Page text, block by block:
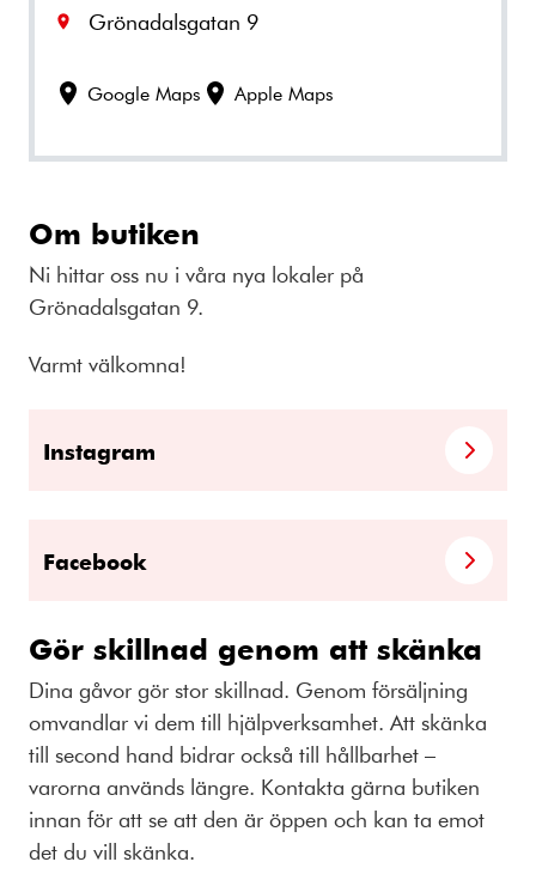
Grönadalsgatan 9
Google Maps Apple Maps
Om butiken
Ni hittar oss nu i våra nya lokaler på
Grönadalsgatan 9.
Varmt välkomna!
Instagram
Facebook
Gör skillnad genom att skänka
Dina gåvor gör stor skillnad. Genom försäljning
omvandlar vi dem till hjälpverksamhet. Att skänka
till second hand bidrar också till hållbarhet –
varorna används längre. Kontakta gärna butiken
innan för att se att den är öppen och kan ta emot
det du vill skänka.